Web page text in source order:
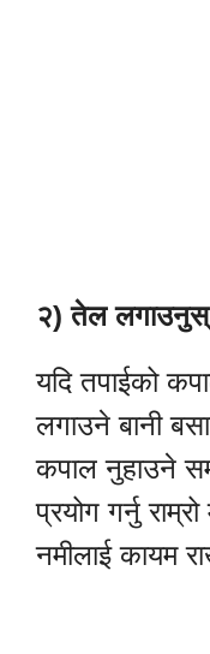
२) तेल
यदि तपाईको
लगाउने बानी
कपाल नुहाउने
प्रयोग गर्नु
नमीलाई कायम